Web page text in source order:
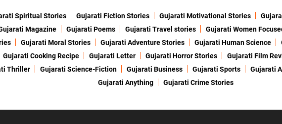
Spiritual Stories Gujarati Fiction Stories Gujarati Motivational Stories
Magazine Gujarati Poems Gujarati Travel stories Gujarati Women
Gujarati Moral Stories Gujarati Adventure Stories Gujarati Human Science
Gujarati Cooking Recipe Gujarati Letter Gujarati Horror Stories Gujarati Film
Thriller Gujarati Science-Fiction Gujarati Business Gujarati Sports Gujarati
Gujarati Anything
Gujarati Crime Stories